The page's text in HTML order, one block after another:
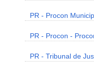
PR - Procon
PR - Procon -
PR - Tribunal de